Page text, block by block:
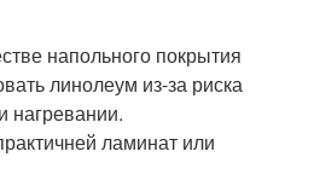
напольного покрытия
линолеум из-за риска
нагревании.
ламинат или